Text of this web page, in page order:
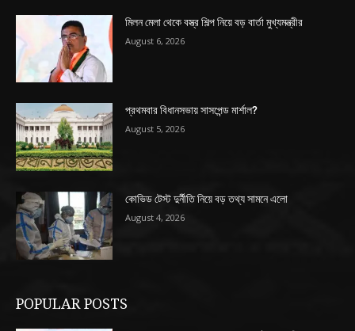
মিলন মেলা থেকে বস্ত্র শিল্প নিয়ে বড় বার্তা মুখ্যমন্ত্রীর
August 6, 2026
প্রথমবার বিধানসভায় সাসপেন্ড মার্শাল?
August 5, 2026
কোভিড টেস্ট দুর্নীতি নিয়ে বড় তথ্য সামনে এলো
August 4, 2026
POPULAR POSTS